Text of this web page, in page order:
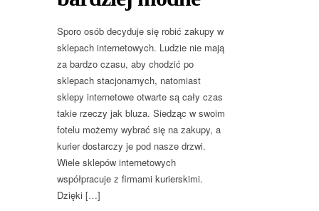
Sporo osób decyduje się robić zakupy w
sklepach internetowych. Ludzie nie mają
za bardzo czasu, aby chodzić po
sklepach stacjonarnych, natomiast
sklepy internetowe otwarte są cały czas
takie rzeczy jak bluza. Siedząc w swoim
fotelu możemy wybrać się na zakupy, a
kurier dostarczy je pod nasze drzwi.
Wiele sklepów internetowych
współpracuje z firmami kurierskimi.
Dzięki […]